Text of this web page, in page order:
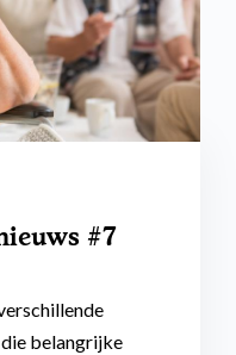
#7
belangrijke